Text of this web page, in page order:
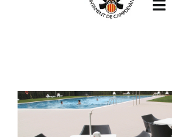
Ajuntament
View
Larger
Image